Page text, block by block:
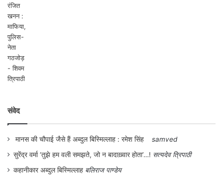
संवेद
मानस की चौपाई जैसे हैं अब्दुल बिस्मिल्लाह : रमेश सिंह
samved
सुरेंद्र वर्मा ‘तुझे हम वली समझते, जो न बादाख़्वार होता’…! सत्यदेव त्रिपाठी
कहानीकार अब्दुल बिस्मिल्लाह बलिराज पाण्डेय